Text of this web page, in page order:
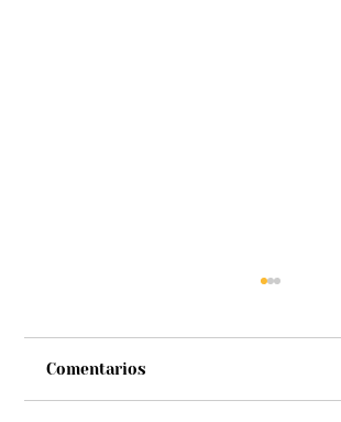
Comentarios